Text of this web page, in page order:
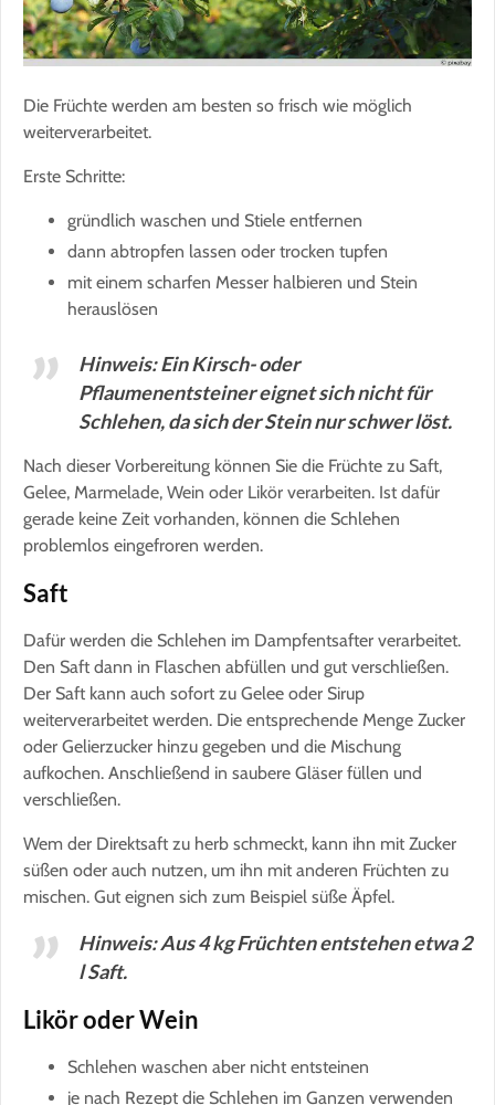
Die Früchte werden am besten so frisch wie möglich
weiterverarbeitet.
Erste Schritte:
gründlich waschen und Stiele entfernen
dann abtropfen lassen oder trocken tupfen
mit einem scharfen Messer halbieren und Stein
herauslösen
Hinweis: Ein Kirsch- oder
Pflaumenentsteiner eignet sich nicht für
Schlehen, da sich der Stein nur schwer löst.
Nach dieser Vorbereitung können Sie die Früchte zu Saft,
Gelee, Marmelade, Wein oder Likör verarbeiten. Ist dafür
gerade keine Zeit vorhanden, können die Schlehen
problemlos eingefroren werden.
Saft
Dafür werden die Schlehen im Dampfentsafter verarbeitet.
Den Saft dann in Flaschen abfüllen und gut verschließen.
Der Saft kann auch sofort zu Gelee oder Sirup
weiterverarbeitet werden. Die entsprechende Menge Zucker
oder Gelierzucker hinzu gegeben und die Mischung
aufkochen. Anschließend in saubere Gläser füllen und
verschließen.
Wem der Direktsaft zu herb schmeckt, kann ihn mit Zucker
süßen oder auch nutzen, um ihn mit anderen Früchten zu
mischen. Gut eignen sich zum Beispiel süße Äpfel.
Hinweis: Aus 4 kg Früchten entstehen etwa 2
l Saft.
Likör oder Wein
Schlehen waschen aber nicht entsteinen
je nach Rezept die Schlehen im Ganzen verwenden